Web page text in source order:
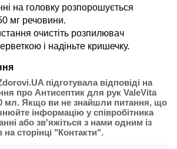
на головку розпорошується
мг речовини.
очистіть розпилювач
і надіньте кришечку.
підготувала відповіді на
про Антисептик для рук ValeVita
мл. Якщо ви не знайшли питання, що
інформацію у співробітника
або зв'яжіться з нами одним із
на сторінці "Контакти".